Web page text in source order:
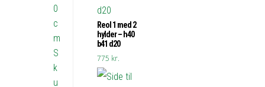
Reol 1 med 2
hylder – h40
b41 d20
775 kr.
0
c
m
S
k
u